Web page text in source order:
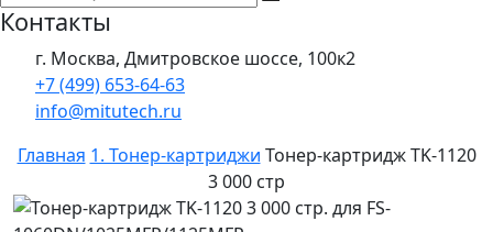
Контакты
г. Москва, Дмитровское шоссе, 100к2
+7 (499) 653-64-63
info@mitutech.ru
Главная 1. Тонер-картриджи Тонер-картридж TK-1120
3 000 стр